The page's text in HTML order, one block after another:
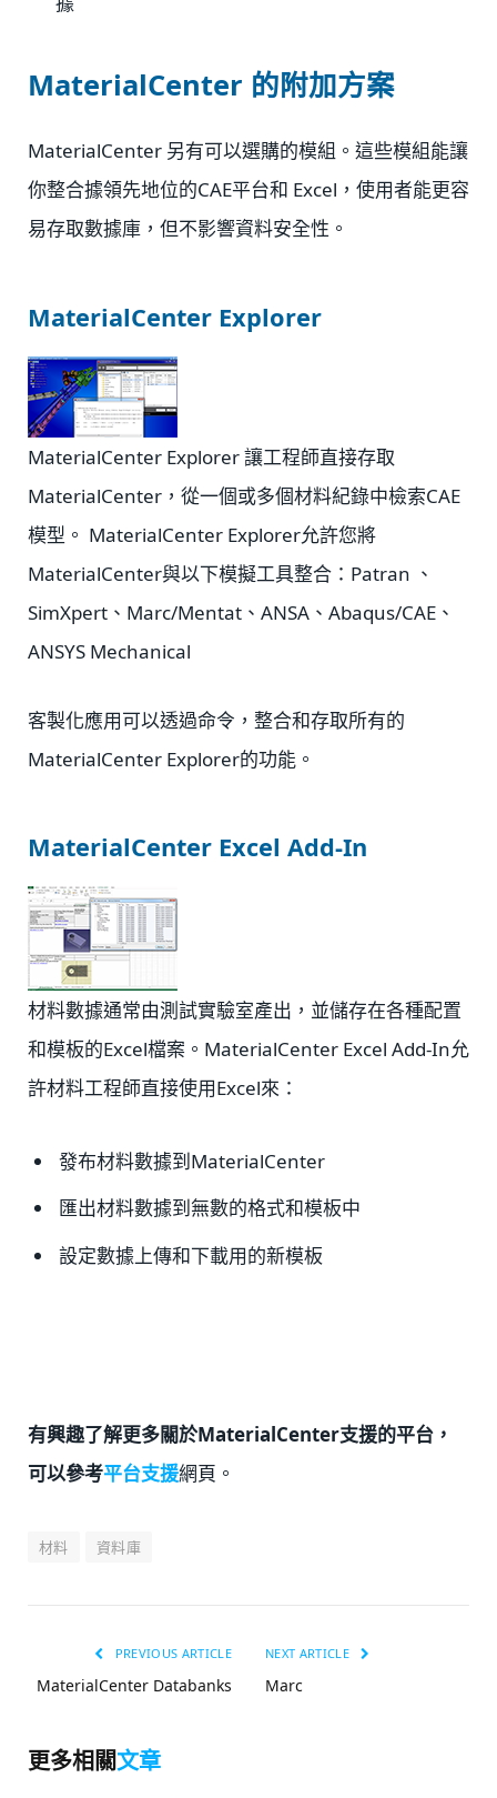
MaterialCenter 的附加方案
MaterialCenter 另有可以選購的模組。這些模組能讓
你整合據領先地位的CAE平台和 Excel，使用者能更容
易存取數據庫，但不影響資料安全性。
MaterialCenter Explorer
MaterialCenter Explorer 讓工程師直接存取
MaterialCenter，從一個或多個材料紀錄中檢索CAE
模型。 MaterialCenter Explorer允許您將
MaterialCenter與以下模擬工具整合：Patran 、
SimXpert、Marc/Mentat、ANSA、Abaqus/CAE、
ANSYS Mechanical
客製化應用可以透過命令，整合和存取所有的
MaterialCenter Explorer的功能。
MaterialCenter Excel Add-In
材料數據通常由測試實驗室產出，並儲存在各種配置
和模板的Excel檔案。MaterialCenter Excel Add-In允
許材料工程師直接使用Excel來：
發布材料數據到MaterialCenter
匯出材料數據到無數的格式和模板中
設定數據上傳和下載用的新模板
有興趣了解更多關於MaterialCenter支援的平台，
可以參考平台支援網頁。
材料 資料庫
PREVIOUS ARTICLE
MaterialCenter Databanks
NEXT ARTICLE
Marc
更多相關文章